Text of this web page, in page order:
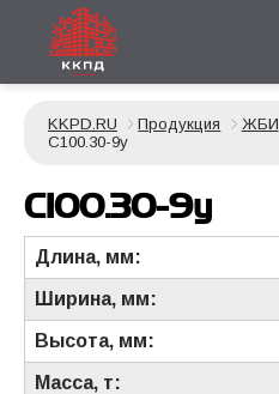
KKPD.RU Продукция ЖБИ
С100.30-9у
С100.30-9у
Длина, мм:
Ширина, мм:
Высота, мм:
Масса, т: